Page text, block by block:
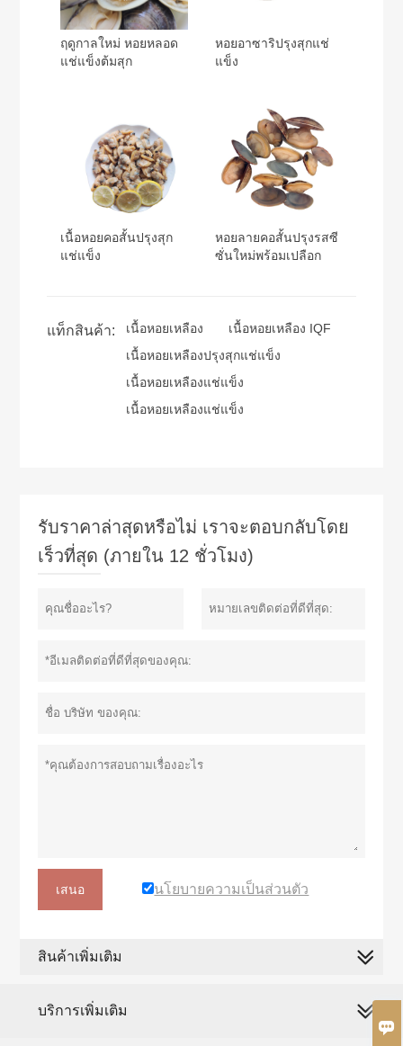

ฤดูกาลใหม่ หอยหลอด
แช่แข็งต้มสุก
หอยอาซาริปรุงสุกแช่
แข็ง
เนื้อหอยคอสั้นปรุงสุก
แช่แข็ง
หอยลายคอสั้นปรุงรสซี
ซั่นใหม่พร้อมเปลือก
แท็กสินค้า: เนื้อหอยเหลือง
เนื้อหอยเหลือง IQF
เนื้อหอยเหลืองปรุงสุกแช่แข็ง
เนื้อหอยเหลืองแช่แข็ง
เนื้อหอยเหลืองแช่แข็ง
รับราคาล่าสุดหรือไม่ เราจะตอบกลับโดย
เร็วที่สุด (ภายใน 12 ชั่วโมง)
เสนอ นโยบายความเป็นส่วนตัว
สินค้าเพิ่มเติม
บริการเพิ่มเติม